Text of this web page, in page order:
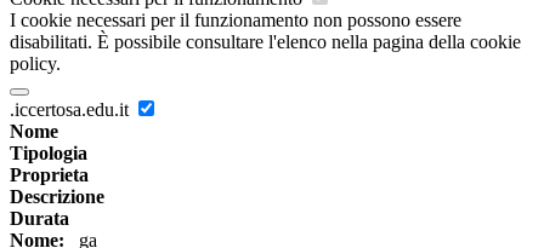
I cookie necessari per il funzionamento non possono essere
disabilitati. È possibile consultare l'elenco nella pagina della cookie
policy.
.iccertosa.edu.it
Nome
Tipologia
Proprieta
Descrizione
Durata
Nome: _ga